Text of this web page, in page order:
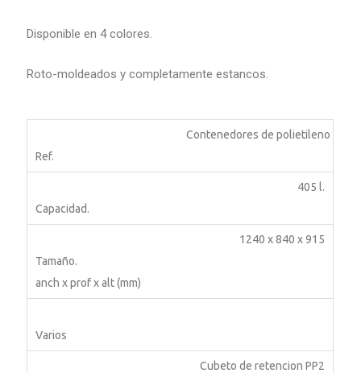
Disponible en 4 colores.
Roto-moldeados y completamente estancos.
Contenedores de polietileno
405 l.
1240 x 840 x 915
Cubeto de retencionPP2